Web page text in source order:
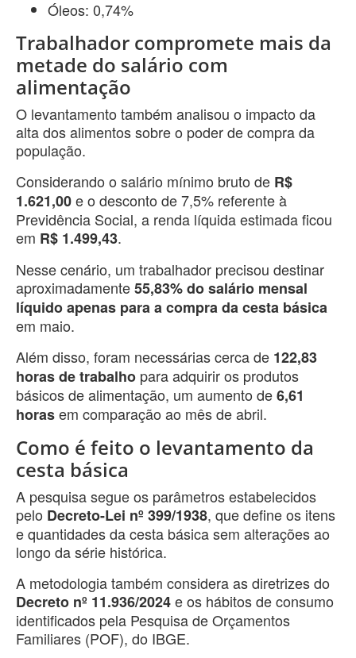
Óleos: 0,74%
Trabalhador compromete mais da
metade do salário com
alimentação
O levantamento também analisou o impacto da
alta dos alimentos sobre o poder de compra da
população.
Considerando o salário mínimo bruto de R$
1.621,00e o desconto de 7,5% referente à
Previdência Social, a renda líquida estimada ficou
em R$ 1.499,43.
Nesse cenário, um trabalhador precisou destinar
aproximadamente55,83% do salário mensal
líquido apenas para a compra da cesta básica
em maio.
Além disso, foram necessárias cerca de 122,83
horas de trabalho para adquirir os produtos
básicos de alimentação, um aumento de6,61
horasem comparação ao mês de abril.
Como é feito o levantamento da
cesta básica
A pesquisa segue os parâmetros estabelecidos
pelo Decreto-Lei nº 399/1938, que define os itens
e quantidades da cesta básica sem alterações ao
longo da série histórica.
A metodologia também considera as diretrizes do
Decreto nº 11.936/2024e os hábitos de consumo
identificados pela Pesquisa de Orçamentos
Familiares (POF), do IBGE.